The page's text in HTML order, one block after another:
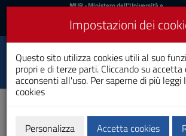
Vai
al
MIUR
Accedi
MUR- Ministero dell'Università e
Accedi UniCA News
Toggle
navigation
Università degli
Studi di Cagliari
Impostazioni dei
Questo sito utilizza cookies utili al suo
propri e di terze parti. Cliccando su accetta
acconsenti all'uso. Per saperne di più leggi
cookies
Personalizza Accetta cookies